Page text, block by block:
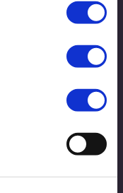
en blijf altijd
ontwikkelingen